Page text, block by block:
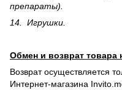
препараты).
14. Игрушки.
Обмен и возврат товара
Возврат осуществляется
Интернет-магазина